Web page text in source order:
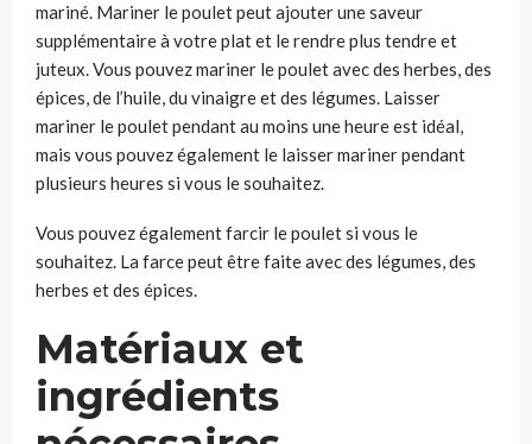
mariné. Mariner le poulet peut ajouter une saveur
supplémentaire à votre plat et le rendre plus tendre et
juteux. Vous pouvez mariner le poulet avec des herbes, des
épices, de l’huile, du vinaigre et des légumes. Laisser
mariner le poulet pendant au moins une heure est idéal,
mais vous pouvez également le laisser mariner pendant
plusieurs heures si vous le souhaitez.
Vous pouvez également farcir le poulet si vous le
souhaitez. La farce peut être faite avec des légumes, des
herbes et des épices.
Matériaux et
ingrédients